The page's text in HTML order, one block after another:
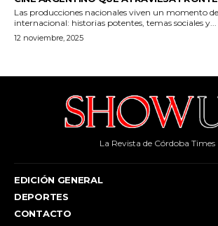
La Revista de Córdoba Times
EDICIÓN GENERAL
DEPORTES
CONTACTO